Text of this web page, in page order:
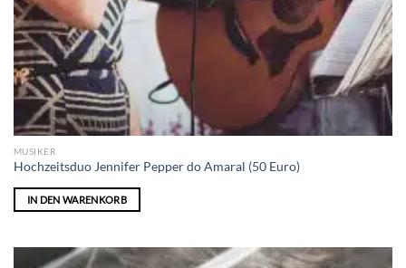
MUSIKER
Hochzeitsduo Jennifer Pepper do Amaral (50 Euro)
IN DEN WARENKORB